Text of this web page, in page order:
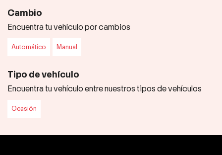
Cambio
Encuentra tu vehículo por cambios
Automático Manual
Tipo de vehículo
Encuentra tu vehículo entre nuestros tipos de vehículos
Ocasión